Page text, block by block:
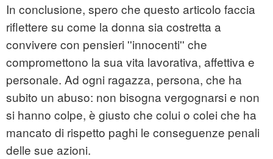
In conclusione, spero che questo articolo faccia
riflettere su come la donna sia costretta a
convivere con pensieri ''innocenti'' che
compromettono la sua vita lavorativa, affettiva e
personale. Ad ogni ragazza, persona, che ha
subito un abuso: non bisogna vergognarsi e non
si hanno colpe, è giusto che colui o colei che ha
mancato di rispetto paghi le conseguenze penali
delle sue azioni.